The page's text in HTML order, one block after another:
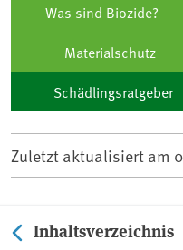
Was sind Biozide?
Materialschutz
Schädlingsratgeber
Zuletzt aktualisiert am
Inhaltsverzeichnis